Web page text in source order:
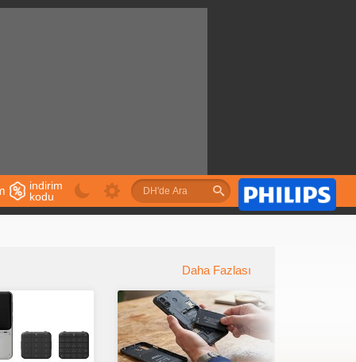
indirim
kodu
Daha Fazlası